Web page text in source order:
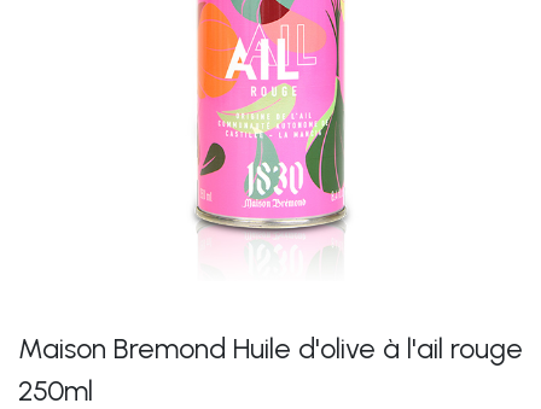
Maison Bremond Huile d'olive à l'ail rouge
250ml